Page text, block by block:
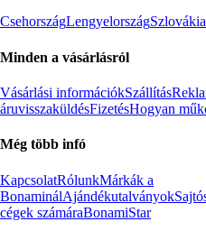
CsehországLengyelországSzlovákia
Minden a vásárlásról
Vásárlási információkSzállítás
áruvisszaküldésFizetésHogyan
Még több infó
KapcsolatRólunkMárkák a
BonaminálAjándékutalványok
cégek számáraBonamiStar